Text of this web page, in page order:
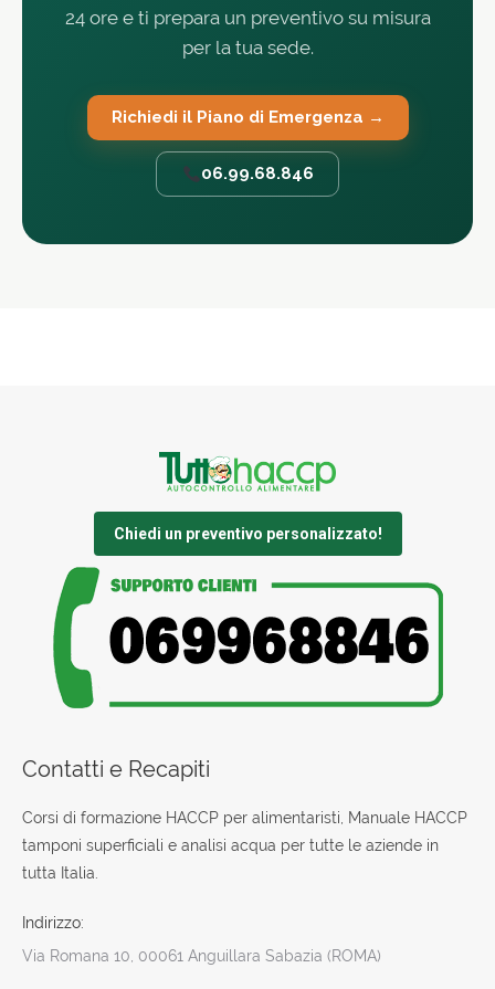
24 ore e ti prepara un preventivo su misura
per la tua sede.
Richiedi il Piano di Emergenza →
06.99.68.846
Chiedi un preventivo personalizzato!
Contatti e Recapiti
Corsi di formazione HACCP per alimentaristi, Manuale HACCP
tamponi superficiali e analisi acqua per tutte le aziende in
tutta Italia.
Indirizzo:
Via Romana 10, 00061 Anguillara Sabazia (ROMA)